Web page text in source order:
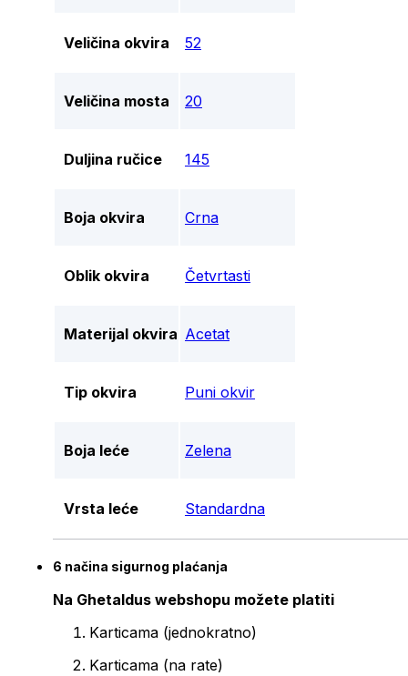
Veličina okvira 52
Veličina mosta 20
Duljina ručice 145
Boja okvira Crna
Oblik okvira Četvrtasti
Materijal okvira Acetat
Tip okvira Puni okvir
Boja leće Zelena
Vrsta leće Standardna
6 načina sigurnog plaćanja
Na Ghetaldus webshopu možete platiti
Karticama (jednokratno)
Karticama (na rate)